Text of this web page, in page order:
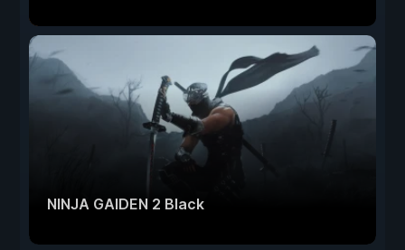
NINJA GAIDEN 2 Black